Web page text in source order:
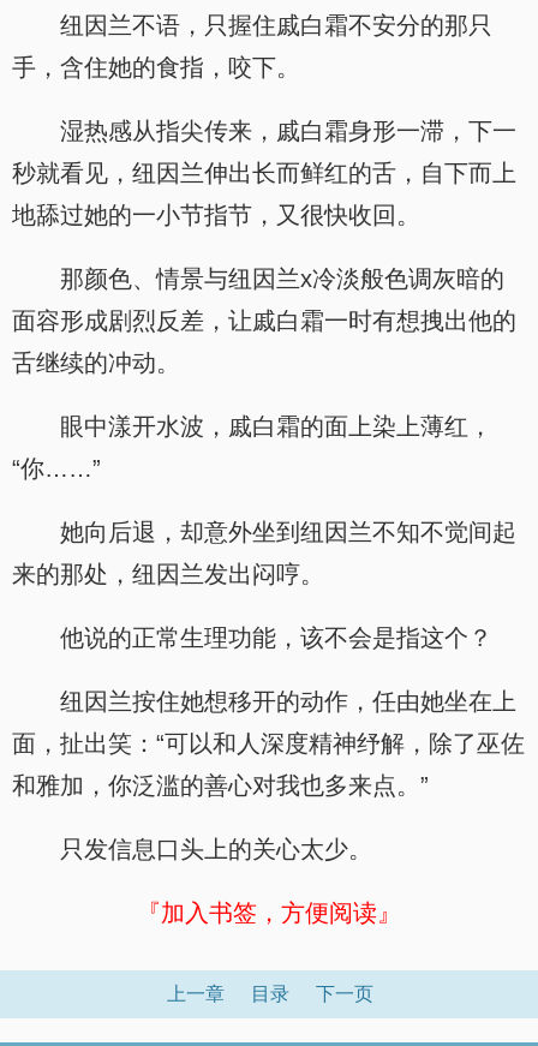
纽因兰不语，只握住戚白霜不安分的那只
手，含住她的食指，咬下。
湿热感从指尖传来，戚白霜身形一滞，下一
秒就看见，纽因兰伸出长而鲜红的舌，自下而上
地舔过她的一小节指节，又很快收回。
那颜色、情景与纽因兰x冷淡般色调灰暗的
面容形成剧烈反差，让戚白霜一时有想拽出他的
舌继续的冲动。
眼中漾开水波，戚白霜的面上染上薄红，
“你……”
她向后退，却意外坐到纽因兰不知不觉间起
来的那处，纽因兰发出闷哼。
他说的正常生理功能，该不会是指这个？
纽因兰按住她想移开的动作，任由她坐在上
面，扯出笑：“可以和人深度精神纾解，除了巫佐
和雅加，你泛滥的善心对我也多来点。”
只发信息口头上的关心太少。
『加入书签，方便阅读』
上一章 目录 下一页